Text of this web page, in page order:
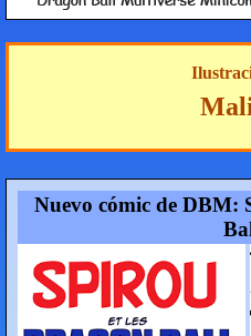
Nuevo cómic de DBM: